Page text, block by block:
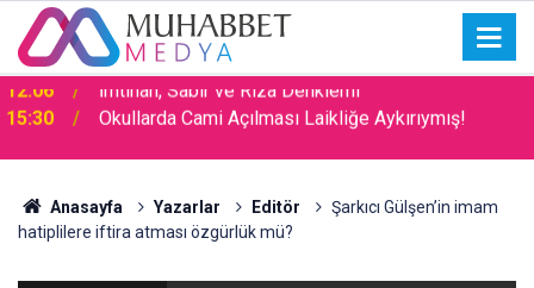
15:30 Okullarda Cami Açılması Laikliğe Aykırıymış!
Anasayfa Yazarlar Editör
Şarkıcı Gülşen’in imam
hatiplilere iftira atması özgürlük mü?